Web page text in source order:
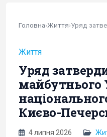
Головна›Життя›
Життя
Уряд
майбутнього
Києво-
4 липня 2026